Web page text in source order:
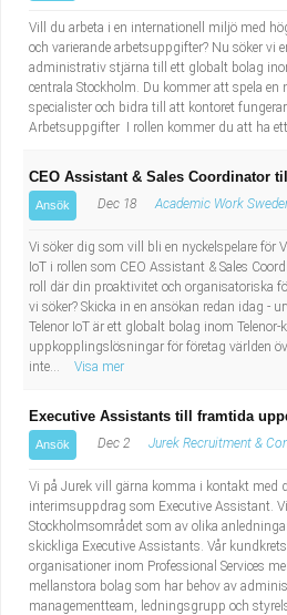
Vill du arbeta i en internationell miljö med
och varierande arbetsuppgifter? Nu söker vi
administrativ stjärna till ett globalt bolag
centrala Stockholm. Du kommer att spela
specialister och bidra till att kontoret
Arbetsuppgifter I rollen kommer du att ha
CEO Assistant & Sales Coordinator
Ansök Dec 18 Academic Work
Vi söker dig som vill bli en nyckelspelare för
IoT i rollen som CEO Assistant & Sales
roll där din proaktivitet och organisatoriska
vi söker? Skicka in en ansökan redan idag -
Telenor IoT är ett globalt bolag inom Telenor-
uppkopplingslösningar för företag världen
inte...
Visa mer
Executive Assistants till framtida
Ansök Dec 2 Jurek Recruitment &
Vi på Jurek vill gärna komma i kontakt med
interimsuppdrag som Executive Assistant.
Stockholmsområdet som av olika
skickliga Executive Assistants. Vår
organisationer inom Professional Services
mellanstora bolag som har behov av
managementteam, ledningsgrupp och